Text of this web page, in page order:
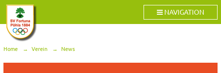
NAVIGATION
Home Verein News